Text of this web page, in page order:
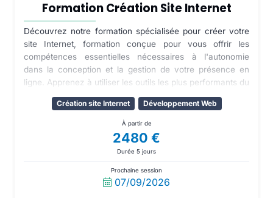
Formation Création Site Internet
Découvrez notre formation spécialisée pour créer votre
site Internet, formation conçue pour vous offrir les
compétences essentielles nécessaires à l'autonomie
dans la conception et la gestion de votre présence en
ligne. Apprenez à utiliser les outils les plus performants du
marché pour créer un site web professionnel, optimisé et
adapté à vos besoins spécifiques. Devenez maître de
votre propre plateforme en ligne et ouvrez de nouvelles
opportunités pour votre entreprise ou votre projet
personnel. Rejoignez-nous dès maintenant pour
concrétiser vos ambitions numériques.
Création site Internet Développement Web
À partir de
2480 €
Durée 5 jours
Prochaine session
07/09/2026